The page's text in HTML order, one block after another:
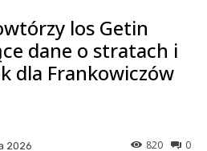
los Getin
dane o stratach i
dla Frankowiczów
2026 0
820